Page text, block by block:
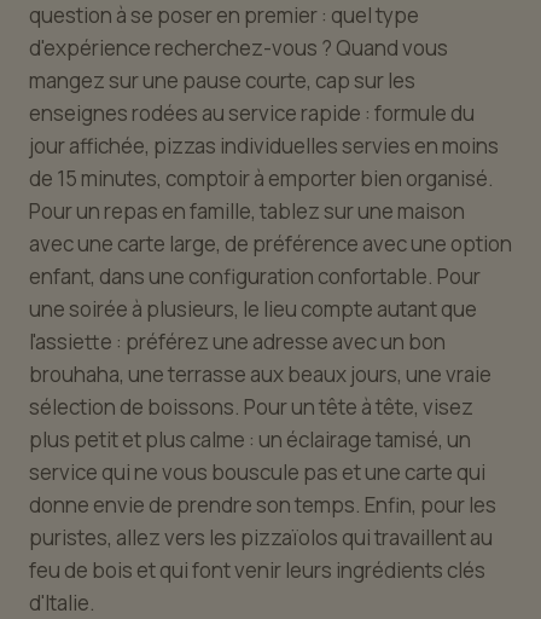
question à se poser en premier : quel type
d'expérience recherchez-vous ? Quand vous
mangez sur une pause courte, cap sur les
enseignes rodées au service rapide : formule du
jour affichée, pizzas individuelles servies en moins
de 15 minutes, comptoir à emporter bien organisé.
Pour un repas en famille, tablez sur une maison
avec une carte large, de préférence avec une option
enfant, dans une configuration confortable. Pour
une soirée à plusieurs, le lieu compte autant que
l'assiette : préférez une adresse avec un bon
brouhaha, une terrasse aux beaux jours, une vraie
sélection de boissons. Pour un tête à tête, visez
plus petit et plus calme : un éclairage tamisé, un
service qui ne vous bouscule pas et une carte qui
donne envie de prendre son temps. Enfin, pour les
puristes, allez vers les pizzaïolos qui travaillent au
feu de bois et qui font venir leurs ingrédients clés
d'Italie.